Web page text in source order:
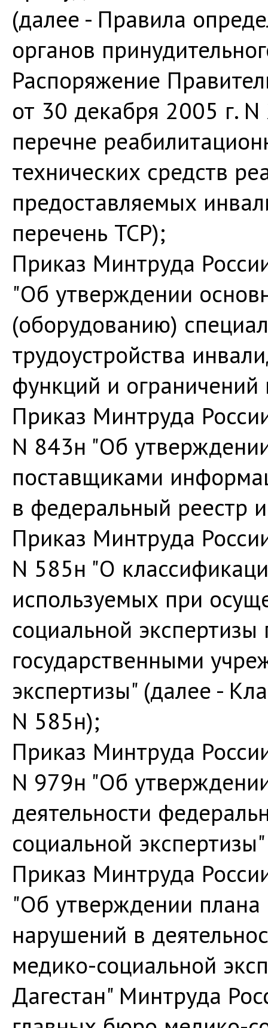
(далее - Правила
органов
Распоряжение
от 30 декабря 2005 г.
перечне
технических средств
предоставляемых
перечень TCP);
Приказ Минтруда
"Об утверждении
(оборудованию)
трудоустройства
функций и ограничений
Приказ Минтруда
N 843н "Об
поставщиками
в федеральный реестр
Приказ Минтруда
N 585н "О
используемых при
социальной
государственными
экспертизы" (далее -
N 585н);
Приказ Минтруда
N 979н "Об
деятельности
социальной
Приказ Минтруда
"Об утверждении
нарушений в
медико-социальной
Дагестан" Минтруда